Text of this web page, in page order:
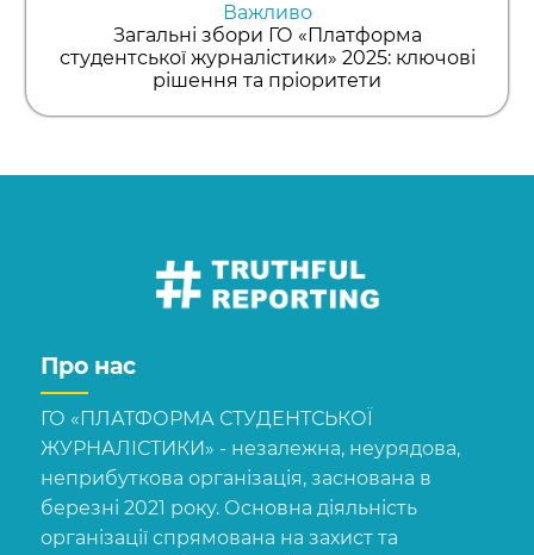
Важливо
Загальні збори ГО «Платформа
студентської журналістики» 2025: ключові
рішення та пріоритети
Про нас
ГО «ПЛАТФОРМА СТУДЕНТСЬКОЇ
ЖУРНАЛІСТИКИ» - незалежна, неурядова,
неприбуткова організація, заснована в
березні 2021 року. Основна діяльність
організації спрямована на захист та